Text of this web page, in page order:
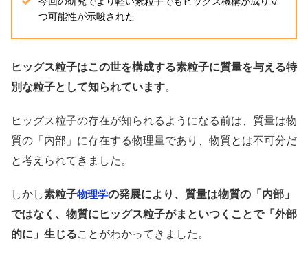
つ可能性が示唆された
ヒッグス粒子はこの世を構成する素粒子に質量を与える特
別な粒子として知られています。
ヒッグス粒子の存在が知られるようになる前は、質量は物
質の「内部」に存在する物理量であり、物質とは不可分だ
と考えられてきました。
しかし素粒子物理学の発展により、質量は物質の「内部」
ではなく、物質にヒッグス粒子がまといつくことで「外部
的に」生じることがわかってきました。